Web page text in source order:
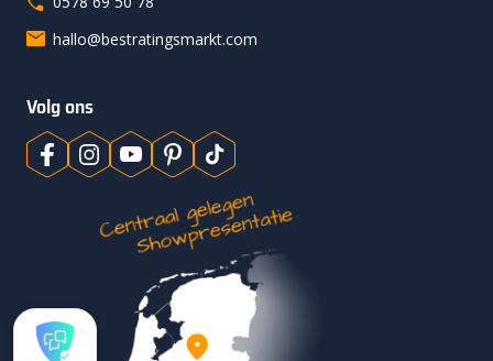
hallo@bestratingsmarkt.com
Volg ons